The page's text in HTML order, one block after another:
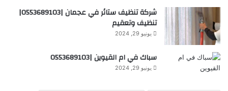
شركة تنظيف ستائر في عجمان |0553689103|
تنظيف وتعقيم
يونيو 29, 2024
سباك في ام القيوين |0553689103
يونيو 29, 2024